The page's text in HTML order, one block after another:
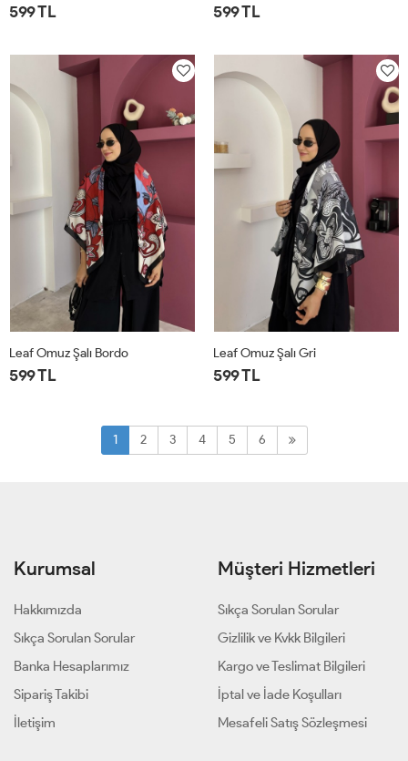
599 TL 599 TL
Leaf Omuz Şalı Bordo
599 TL
Leaf Omuz Şalı Gri
599 TL
1 2 3 4 5 6
Kurumsal
Hakkımızda
Sıkça Sorulan Sorular
Banka Hesaplarımız
Sipariş Takibi
İletişim
Müşteri Hizmetleri
Sıkça Sorulan Sorular
Gizlilik ve Kvkk Bilgileri
Kargo ve Teslimat Bilgileri
İptal ve İade Koşulları
Mesafeli Satış Sözleşmesi